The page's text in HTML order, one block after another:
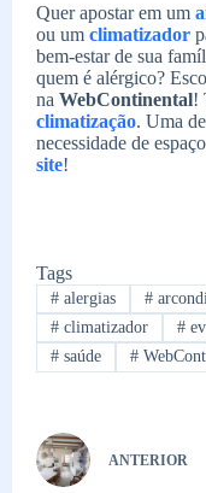
Quer apostar em um
ou um climatizador
bem-estar de sua
quem é alérgico?
na WebContinental!
climatização. Uma
necessidade de
site!
Tags
#alergias #
#climatizador #
#saúde #
ANTERIOR